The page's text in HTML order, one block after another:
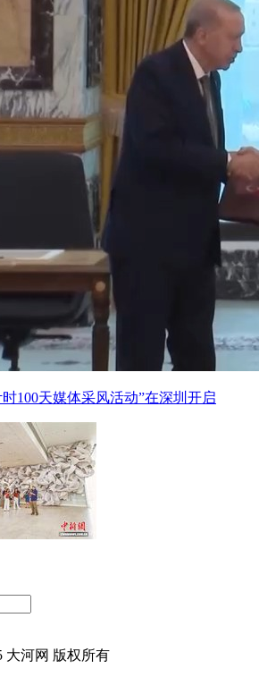
100天媒体采风活动”在深圳开启
大河网 版权所有